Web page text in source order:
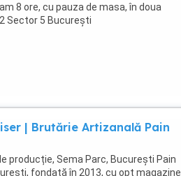
8 ore, cu pauza de masa, în doua
Sector 5 București
| Brutărie Artizanală Pain
producție, Sema Parc, București Pain
fondată în 2013, cu opt magazine